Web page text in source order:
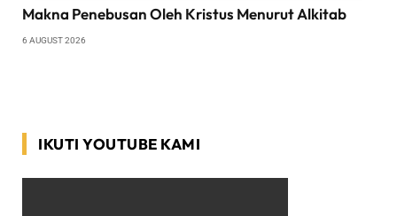
Makna Penebusan Oleh Kristus Menurut Alkitab
6 AUGUST 2026
IKUTI YOUTUBE KAMI